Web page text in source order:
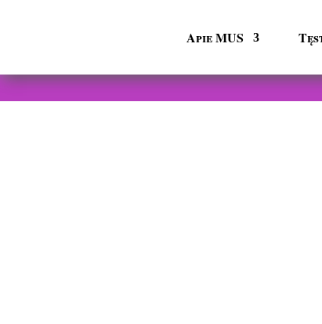
Apie MUS